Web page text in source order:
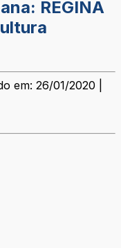
REGINA
em: 26/01/2020 |